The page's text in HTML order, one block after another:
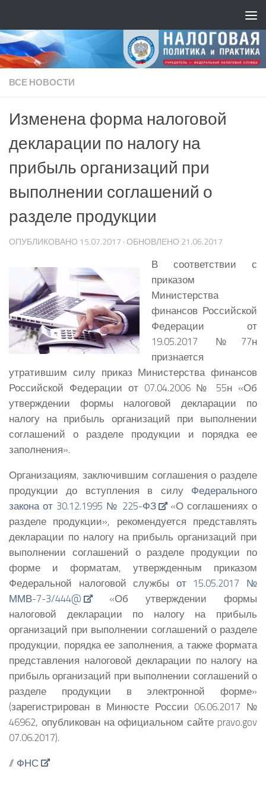
ВСЕ НОВОСТИ
Изменена форма налоговой
декларации по налогу на
прибыль организаций при
выполнении соглашений о
разделе продукции
ОПУБЛИКОВАНО 15.07.2017 · ОБНОВЛЕНО 21.06.2017
В соответствии с
приказом
Министерства
финансов Российской
Федерации от
19.05.2017 №77н
признается
утратившим силу приказ Министерства финансов
Российской Федерации от 07.04.2006 № 55н «Об
утверждении формы налоговой декларации по
налогу на прибыль организаций при выполнении
соглашений о разделе продукции и порядка ее
заполнения».
Организациям, заключившим соглашения о разделе
продукции до вступления в силу Федерального
закона от 30.12.1995 № 225-ФЗ
«О соглашениях о
разделе продукции», рекомендуется представлять
декларации по налогу на прибыль организаций при
выполнении соглашений о разделе продукции по
форме и форматам, утвержденным приказом
Федеральной налоговой службы от 15.05.2017 №
ММВ-7-3/444@
«Об утверждении формы
налоговой декларации по налогу на прибыль
организаций при выполнении соглашений о разделе
продукции, порядка ее заполнения, а также формата
представления налоговой декларации по налогу на
прибыль организаций при выполнении соглашений о
разделе продукции в электронной форме»
(зарегистрирован в Минюсте России 06.06.2017 №
46962, опубликован на официальном сайте pravo.gov
07.06.2017).
// ФНС